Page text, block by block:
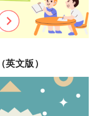
文版）